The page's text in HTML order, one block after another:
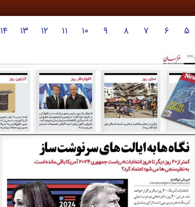
۵ ۶ ۷ ۸ ۹ ۱۰ ۱۱ ۱۲ ۱۳ ۱۴